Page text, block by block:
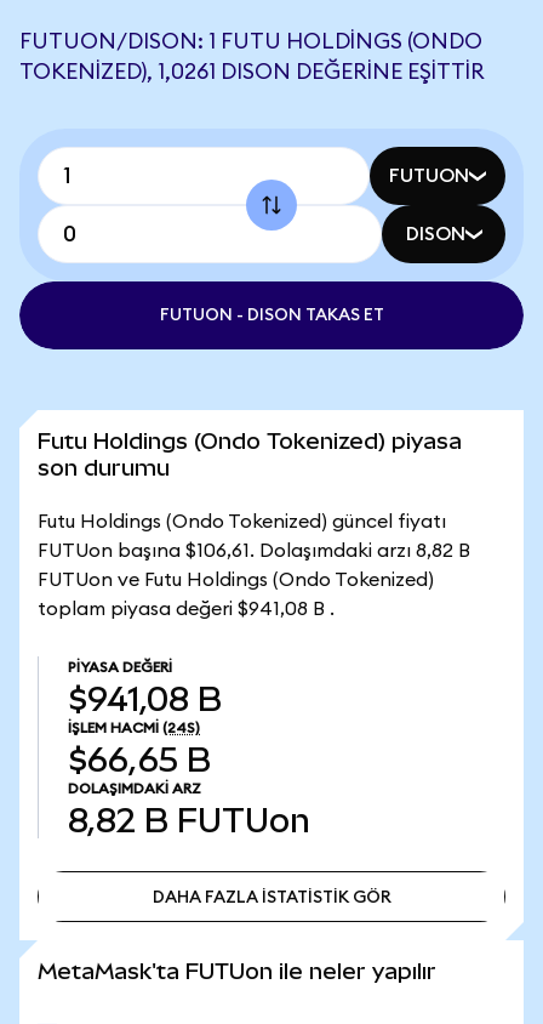
FUTUON/DISON: 1 FUTU HOLDINGS (ONDO
TOKENIZED), 1,0261 DISON DEĞERINE EŞITTIR
FUTUON
DISON
FUTUON - DISON TAKAS ET
Futu Holdings (Ondo Tokenized) piyasa
son durumu
Futu Holdings (Ondo Tokenized) güncel fiyatı
FUTUon başına $106,61. Dolaşımdaki arzı 8,82 B
FUTUon ve Futu Holdings (Ondo Tokenized)
toplam piyasa değeri $941,08 B .
PIYASA DEĞERI
$941,08 B
İŞLEM HACMI (24S)
$66,65 B
DOLAŞIMDAKI ARZ
8,82 B FUTUon
DAHA FAZLA İSTATİSTİK GÖR
MetaMask'ta FUTUon ile neler yapılır